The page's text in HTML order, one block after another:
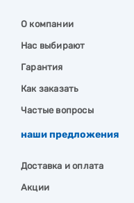
О компании
Нас выбирают
Гарантия
Как заказать
Частые вопросы
наши предложения
Доставка и оплата
Акции